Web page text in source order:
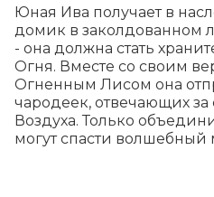
Юная Ива получает в
домик в заколдованном
- она должна стать
Огня. Вместе со своим
Огненным Лисом она
чародеек, отвечающих
Воздуха. Только
могут спасти волшебный